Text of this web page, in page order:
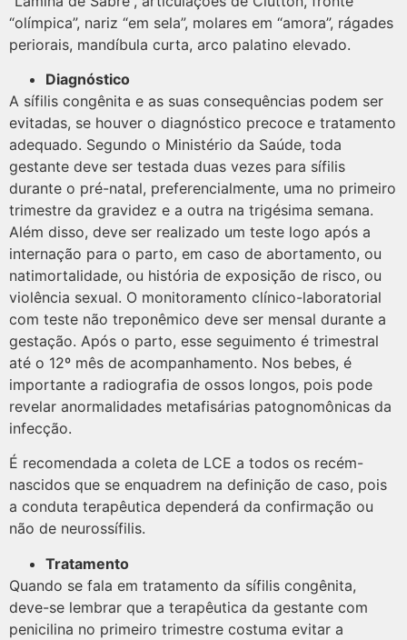
“olímpica”, nariz “em sela”, molares em “amora”, rágades
periorais, mandíbula curta, arco palatino elevado.
Diagnóstico
A sífilis congênita e as suas consequências podem ser
evitadas, se houver o diagnóstico precoce e tratamento
adequado. Segundo o Ministério da Saúde, toda
gestante deve ser testada duas vezes para sífilis
durante o pré-natal, preferencialmente, uma no primeiro
trimestre da gravidez e a outra na trigésima semana.
Além disso, deve ser realizado um teste logo após a
internação para o parto, em caso de abortamento, ou
natimortalidade, ou história de exposição de risco, ou
violência sexual. O monitoramento clínico-laboratorial
com teste não treponêmico deve ser mensal durante a
gestação. Após o parto, esse seguimento é trimestral
até o 12º mês de acompanhamento. Nos bebes, é
importante a radiografia de ossos longos, pois pode
revelar anormalidades metafisárias patognomônicas da
infecção.
É recomendada a coleta de LCE a todos os recém-
nascidos que se enquadrem na definição de caso, pois
a conduta terapêutica dependerá da confirmação ou
não de neurossífilis.
Tratamento
Quando se fala em tratamento da sífilis congênita,
deve-se lembrar que a terapêutica da gestante com
penicilina no primeiro trimestre costuma evitar a